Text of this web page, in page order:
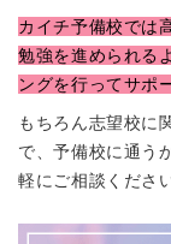
カイチ予備校では
勉強を進められる
ングを行ってサポ
もちろん志望校に
で、予備校に通う
軽にご相談くださ